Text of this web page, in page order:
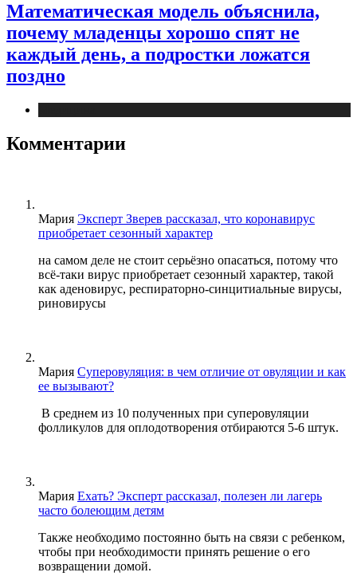
Математическая модель объяснила,
почему младенцы хорошо спят не
каждый день, а подростки ложатся
поздно
Комментарии
Мария Эксперт Зверев рассказал, что коронавирус
приобретает сезонный характер
на самом деле не стоит серьёзно опасаться, потому что
всё-таки вирус приобретает сезонный характер, такой
как аденовирус, респираторно-синцитиальные вирусы,
риновирусы
Мария Суперовуляция: в чем отличие от овуляции и как
ее вызывают?
В среднем из 10 полученных при суперовуляции
фолликулов для оплодотворения отбираются 5-6 штук.
Мария Ехать? Эксперт рассказал, полезен ли лагерь
часто болеющим детям
Также необходимо постоянно быть на связи с ребенком,
чтобы при необходимости принять решение о его
возвращении домой.